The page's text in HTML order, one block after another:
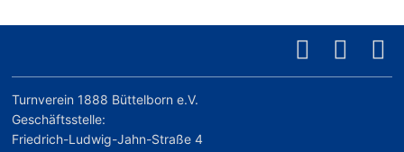
Turnverein 1888 Büttelborn e.V.
Geschäftsstelle:
Friedrich-Ludwig-Jahn-Straße 4